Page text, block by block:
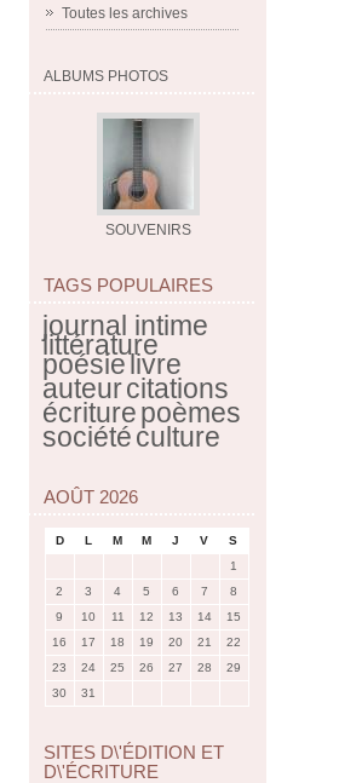
Toutes les archives
ALBUMS PHOTOS
SOUVENIRS
TAGS POPULAIRES
journal intime
littérature
poésielivre
auteurcitations
écriturepoèmes
sociétéculture
AOÛT 2026
D L M M J V
S
1
2
3 4 5 6 7
8
9
10 11 12 13 14
15
16
17 18 19 20 21
22
23
24 25 26 27 28
29
30
31
SITES D\'ÉDITION ET
D\'ÉCRITURE